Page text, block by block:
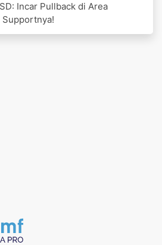
Incar Pullback di Area
Supportnya!